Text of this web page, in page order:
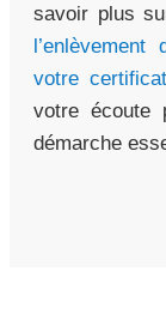
savoir plus
l’enlèvement
votre
votre écoute
démarche